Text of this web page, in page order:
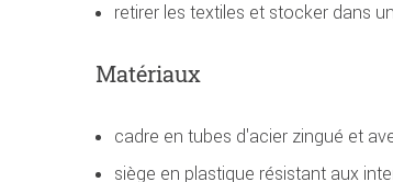
retirer les textiles et stocker dans
Matériaux
cadre en tubes d'acier zingué et
siège en plastique résistant aux